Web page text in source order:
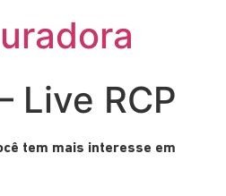
Live RCP
tem mais interesse em